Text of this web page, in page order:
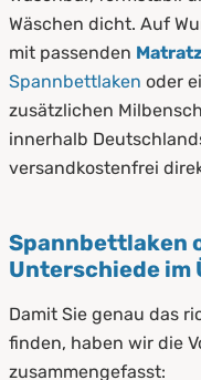
Wäschen dicht. Auf
mit passenden
Spannbettlaken oder
zusätzlichen
innerhalb
versandkostenfrei
Spannbettlaken
Unterschiede im
Damit Sie genau das
finden, haben wir die
zusammengefasst: